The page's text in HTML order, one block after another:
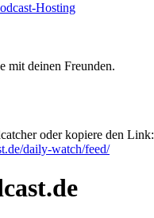
Hosting
mit deinen Freunden.
oder kopiere den Link:
daily-watch/feed/